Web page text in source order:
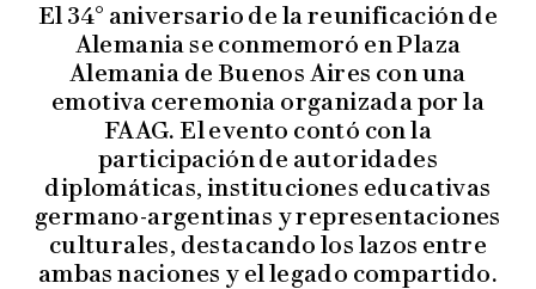
El 34° aniversario de la reunificación de
Alemania se conmemoró en Plaza
Alemania de Buenos Aires con una
emotiva ceremonia organizada por la
FAAG. El evento contó con la
participación de autoridades
diplomáticas, instituciones educativas
germano-argentinas y representaciones
culturales, destacando los lazos entre
ambas naciones y el legado compartido.